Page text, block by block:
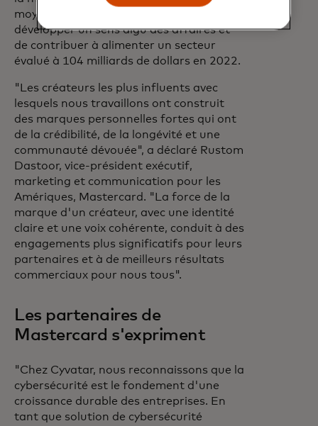
moyen rapide d'ouvrir des portes, de
développer un sens aigu des affaires et
de contribuer à alimenter un secteur
évalué à 104 milliards de dollars en 2022.
"Les créateurs les plus influents avec
lesquels nous travaillons ont construit
des marques personnelles fortes qui ont
de la crédibilité, de la longévité et une
communauté dévouée", a déclaré Rustom
Dastoor, vice-président exécutif,
marketing et communication pour les
Amériques, Mastercard. "La force de la
marque d'un créateur, avec une identité
claire et une voix cohérente, conduit à des
engagements plus significatifs pour leurs
partenaires et à de meilleurs résultats
commerciaux pour nous tous".
Les partenaires de
Mastercard s'expriment
"Chez Cyvatar, nous reconnaissons que la
cybersécurité est le fondement d'une
croissance durable des entreprises. En
tant que solution de cybersécurité